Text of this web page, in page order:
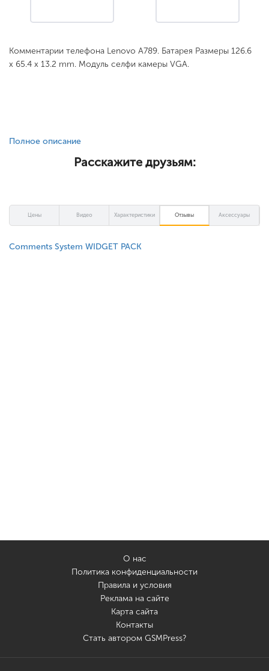
Комментарии телефона Lenovo A789. Батарея Размеры 126.6
x 65.4 x 13.2 mm. Модуль селфи камеры VGA.
Полное описание
Расскажите друзьям:
Цены Видео Характеристики Отзывы Аксессуары
Comments System WIDGET PACK
О нас
Политика конфиденциальности
Правила и условия
Реклама на сайте
Карта сайта
Контакты
Стать автором GSMPress?